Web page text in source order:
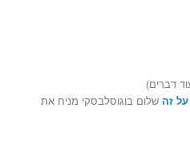
דברים)
זה שלום בוגוסלבסקי מניח את